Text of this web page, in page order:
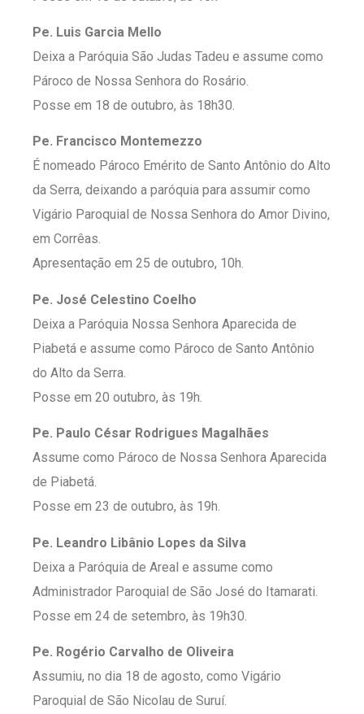
Pe. Luis Garcia Mello
Deixa a Paróquia São Judas Tadeu e assume como
Pároco de Nossa Senhora do Rosário.
Posse em 18 de outubro, às 18h30.
Pe. Francisco Montemezzo
É nomeado Pároco Emérito de Santo Antônio do Alto
da Serra, deixando a paróquia para assumir como
Vigário Paroquial de Nossa Senhora do Amor Divino,
em Corrêas.
Apresentação em 25 de outubro, 10h.
Pe. José Celestino Coelho
Deixa a Paróquia Nossa Senhora Aparecida de
Piabetá e assume como Pároco de Santo Antônio
do Alto da Serra.
Posse em 20 outubro, às 19h.
Pe. Paulo César Rodrigues Magalhães
Assume como Pároco de Nossa Senhora Aparecida
de Piabetá.
Posse em 23 de outubro, às 19h.
Pe. Leandro Libânio Lopes da Silva
Deixa a Paróquia de Areal e assume como
Administrador Paroquial de São José do Itamarati.
Posse em 24 de setembro, às 19h30.
Pe. Rogério Carvalho de Oliveira
Assumiu, no dia 18 de agosto, como Vigário
Paroquial de São Nicolau de Suruí.